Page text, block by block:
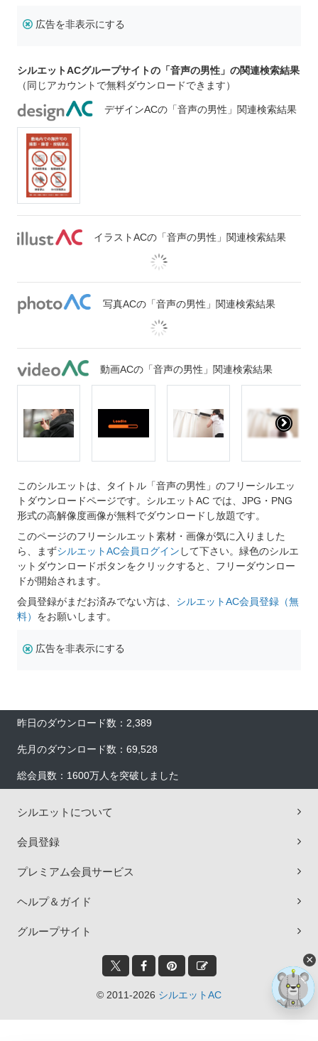
広告を非表示にする
シルエットACグループサイトの「音声の男性」の関連検索結果
（同じアカウントで無料ダウンロードできます）
デザインACの「音声の男性」関連検索結果
イラストACの「音声の男性」関連検索結果
写真ACの「音声の男性」関連検索結果
動画ACの「音声の男性」関連検索結果
このシルエットは、タイトル「音声の男性」のフリーシルエッ
トダウンロードページです。シルエットAC では、JPG・PNG
形式の高解像度画像が無料でダウンロードし放題です。
このページのフリーシルエット素材・画像が気に入りました
ら、まずシルエットAC会員ログイン して下さい。緑色のシルエ
ットダウンロードボタンをクリックすると、フリーダウンロー
ドが開始されます。
会員登録がまだお済みでない方は、 シルエットAC会員登録（無
料） をお願いします。
広告を非表示にする
昨日のダウンロード数：2,389
先月のダウンロード数：69,528
総会員数：1600万人を突破しました
シルエットについて
会員登録
プレミアム会員サービス
ヘルプ＆ガイド
グループサイト
© 2011-2026 シルエットAC
×